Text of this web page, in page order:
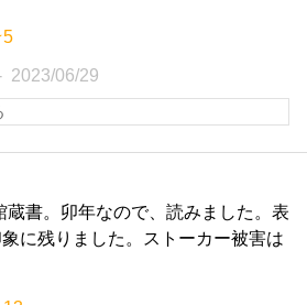
2023/06/29
蔵書。卯年なので、読みました。表
に残りました。ストーカー被害は